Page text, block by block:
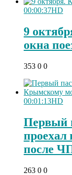
00:00:37HD
9
окна
353 0 0
00:01:13HD
Первый
после
263 0 0